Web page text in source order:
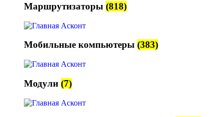
Маршрутизаторы (818)
Мобильные компьютеры (383)
Модули (7)